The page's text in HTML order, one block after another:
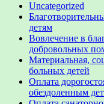
Uncategorized
детям
Вовлечение в
добровольных
Материальная,
больных детей
Оплата
обездоленным